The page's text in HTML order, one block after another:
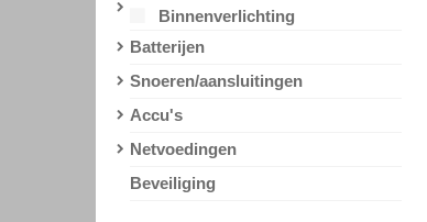
Binnenverlichting
Batterijen
Snoeren/aansluitingen
Accu's
Netvoedingen
Beveiliging